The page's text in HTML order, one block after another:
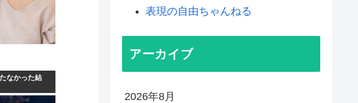
なかった結
表現の自由ちゃんねる
アーカイブ
2026年8月